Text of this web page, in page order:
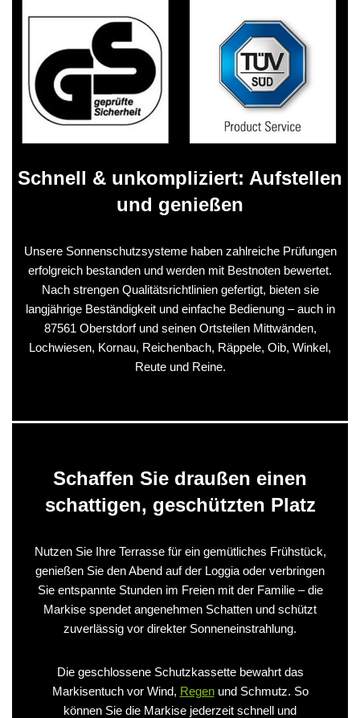
Schnell & unkompliziert: Aufstellen
und genießen
Unsere Sonnenschutzsysteme haben zahlreiche Prüfungen
erfolgreich bestanden und werden mit Bestnoten bewertet.
Nach strengen Qualitätsrichtlinien gefertigt, bieten sie
langjährige Beständigkeit und einfache Bedienung – auch in
87561 Oberstdorf und seinen Ortsteilen Mittwänden,
Lochwiesen, Kornau, Reichenbach, Räppele, Oib, Winkel,
Reute und Reine.
Schaffen Sie draußen einen
schattigen, geschützten Platz
Nutzen Sie Ihre Terrasse für ein gemütliches Frühstück,
genießen Sie den Abend auf der Loggia oder verbringen
Sie entspannte Stunden im Freien mit der Familie – die
Markise spendet angenehmen Schatten und schützt
zuverlässig vor direkter Sonneneinstrahlung.
Die geschlossene Schutzkassette bewahrt das
Markisentuch vor Wind, Regenund Schmutz. So
können Sie die Markise jederzeit schnell und